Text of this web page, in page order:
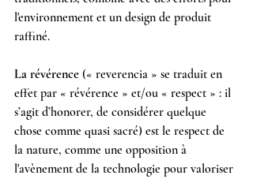
l'environnement et un design de produit
raffiné.
La révérence (« reverencia » se traduit en
effet par « révérence » et/ou « respect » : il
s’agit d’honorer, de considérer quelque
chose comme quasi sacré) est le respect de
la nature, comme une opposition à
l'avènement de la technologie pour valoriser